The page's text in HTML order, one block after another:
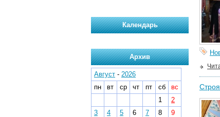
Календарь
Архив
Август - 2026
пн
вт ср чт пт сб
вс
1
2
3
4 5 6 7 8
9